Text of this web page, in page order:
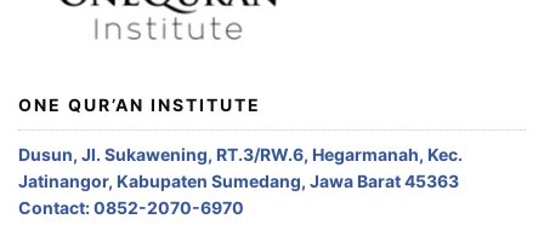
ONE QUR’AN INSTITUTE
Dusun, Jl. Sukawening, RT.3/RW.6, Hegarmanah, Kec.
Jatinangor, Kabupaten Sumedang, Jawa Barat 45363
Contact: 0852-2070-6970